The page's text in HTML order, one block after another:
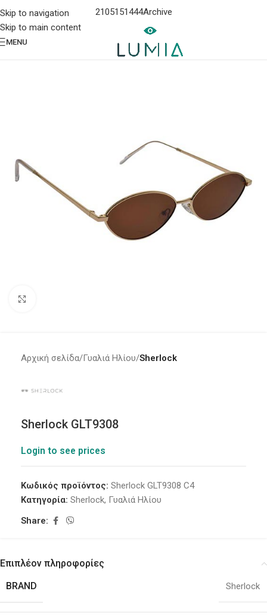
Skip to navigation
Skip to main content
2105151444Archive
MENU
Αρχική σελίδα Γυαλιά Ηλίου Sherlock
Sherlock GLT9308
Login to see prices
Κωδικός προϊόντος: Sherlock GLT9308 C4
Κατηγορία: Sherlock, Γυαλιά Ηλίου
Share:
Επιπλέον πληροφορίες
BRAND
Sherlock